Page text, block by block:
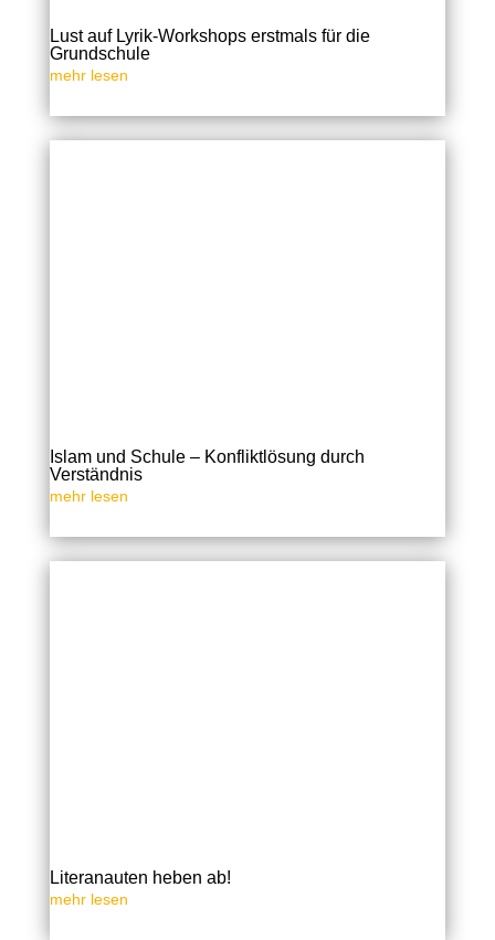
Lust auf Lyrik-Workshops erstmals für die
Grundschule
mehr lesen
Islam und Schule – Konfliktlösung durch
Verständnis
mehr lesen
Literanauten heben ab!
mehr lesen